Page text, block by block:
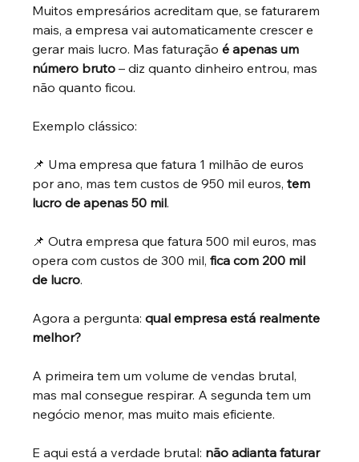
Muitos empresários acreditam que, se faturarem
mais, a empresa vai automaticamente crescer e
gerar mais lucro. Mas faturação é apenas um
número bruto – diz quanto dinheiro entrou, mas
não quanto ficou.
Exemplo clássico:
📌 Uma empresa que fatura 1 milhão de euros
por ano, mas tem custos de 950 mil euros, tem
lucro de apenas 50 mil.
📌 Outra empresa que fatura 500 mil euros, mas
opera com custos de 300 mil, fica com 200 mil
de lucro.
Agora a pergunta: qual empresa está realmente
melhor?
A primeira tem um volume de vendas brutal,
mas mal consegue respirar. A segunda tem um
negócio menor, mas muito mais eficiente.
E aqui está a verdade brutal: não adianta faturar